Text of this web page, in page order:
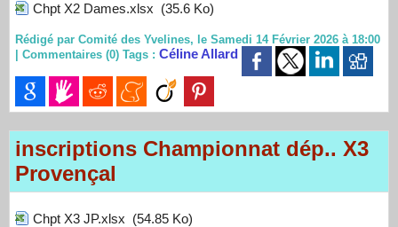
Chpt X2 Dames.xlsx (35.6 Ko)
Rédigé par Comité des Yvelines, le Samedi 14 Février 2026 à 18:00
Commentaires (0) Tags : Céline Allard
inscriptions Championnat dép.. X3
Provençal
Chpt X3 JP.xlsx (54.85 Ko)